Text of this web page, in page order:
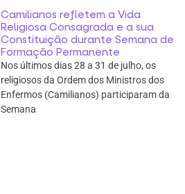
Camilianos refletem a Vida
Religiosa Consagrada e a sua
Constituição durante Semana de
Formação Permanente
Nos últimos dias 28 a 31 de julho, os
religiosos da Ordem dos Ministros dos
Enfermos (Camilianos) participaram da
Semana